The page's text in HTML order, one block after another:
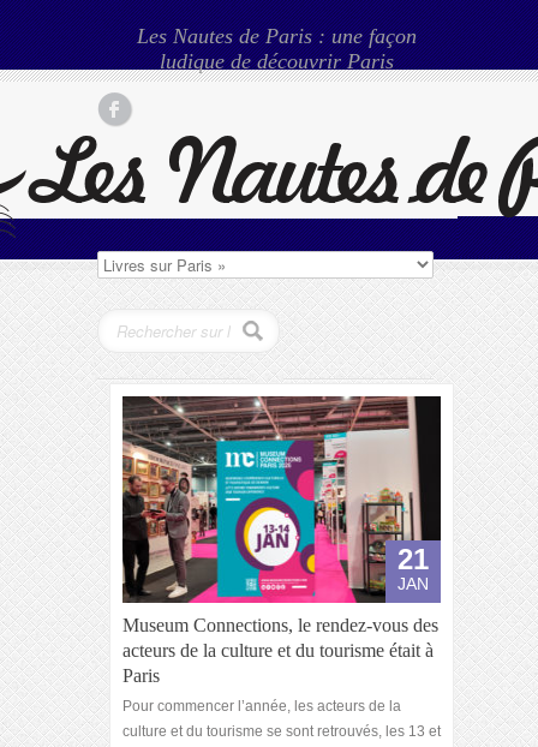
Les Nautes de Paris : une façon
ludique de découvrir Paris
21
JAN
Museum Connections, le rendez-vous des
acteurs de la culture et du tourisme était à
Paris
Pour commencer l’année, les acteurs de la
culture et du tourisme se sont retrouvés, les 13 et